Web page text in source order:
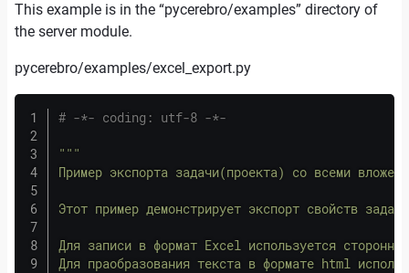
This example is in the “pycerebro/examples” directory of
the server module.
pycerebro/examples/excel_export.py
# -*- coding: utf-8 -*-
"""
Пример экспорта задачи(проекта) со всеми
Этот пример демонстрирует экспорт свойств
Для записи в формат Excel используется
Для праобразования текста в формате html